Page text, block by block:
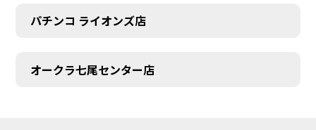
パチンコ ライオンズ店
オークラ七尾センター店